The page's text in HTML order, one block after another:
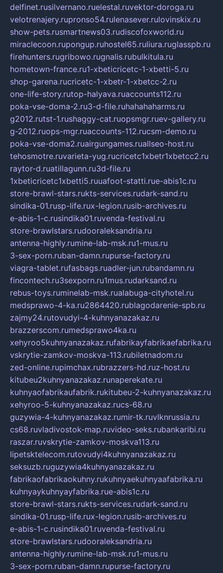
delfinet.rusilvernano.ruelestal.ruvektor-doroga.ru
velotrenajery.rupronso54.rulenasever.rulovinskix.ru
show-pets.rusmartnews03.rudiscofoxworld.ru
miraclecoon.rupongup.ruhostel65.ruliura.ruglasspb.ru
firehunters.rugribowo.rugnalis.rubulkitula.ru
hometown-france.ru1-xbeticricetc-1-xbetti-5.ru
shop-garena.rucricetc-1-xbetr-1-xbetcc-2.ru
one-life-story.rutop-halyava.ruaccounts112.ru
poka-vse-doma-2.ru3-d-file.ruhahahaharms.ru
g2012.rutst-1.rushaggy-cat.ruopsmgr.ruev-gallery.ru
g-2012.ruops-mgr.ruaccounts-112.rucsm-demo.ru
poka-vse-doma2.ruairgungames.ruallseo-host.ru
tehosmotre.ruvarieta-yug.rucricetc1xbetr1xbetcc2.ru
raytor-d.ruatillagunn.ru3d-file.ru
1xbeticricetc1xbetti5.ruuafoot-statti.rue-abis1c.ru
store-brawl-stars.rukts-services.rudark-sand.ru
sindika-01.rusp-life.rux-legion.rusib-archives.ru
e-abis-1-c.rusindika01.ruvenda-festival.ru
store-brawlstars.rudooraleksandria.ru
antenna-highly.rumine-lab-msk.ru1-mus.ru
3-sex-porn.ruban-damn.rupurse-factory.ru
viagra-tablet.rufasbags.ruadler-jun.rubandamn.ru
fincontech.ru3sexporn.ru1mus.rudarksand.ru
rebus-toys.ruminelab-msk.rualabuga-cityhotel.ru
medsprawo-4-ka.ru2864420.rublagodarenie-spb.ru
zajmy24.rutovudyi-4-kuhnyanazakaz.ru
brazzerscom.rumedsprawo4ka.ru
xehyroo5kuhnyanazakaz.rufabrikayfabrikaefabrika.ru
vskrytie-zamkov-moskva-113.rubiletnadom.ru
zed-online.rupimchax.rubrazzers-hd.ruz-host.ru
kitubeu2kuhnyanazakaz.runaperekate.ru
kuhnyaofabrikaufabrik.rukitubeu-2-kuhnyanazakaz.ru
xehyroo-5-kuhnyanazakaz.rucs-68.ru
guzywia-4-kuhnyanazakaz.rumir-tk.ruvlknrussia.ru
cs68.ruvladivostok-map.ruvideo-seks.rubankaribi.ru
raszar.ruvskrytie-zamkov-moskva113.ru
lipetsktelecom.rutovudyi4kuhnyanazakaz.ru
seksuzb.ruguzywia4kuhnyanazakaz.ru
fabrikaofabrikaokuhny.rukuhnyaekuhnyaafabrika.ru
kuhnyaykuhnyayfabrika.rue-abis1c.ru
store-brawl-stars.rukts-services.rudark-sand.ru
sindika-01.rusp-life.rux-legion.rusib-archives.ru
e-abis-1-c.rusindika01.ruvenda-festival.ru
store-brawlstars.rudooraleksandria.ru
antenna-highly.rumine-lab-msk.ru1-mus.ru
3-sex-porn.ruban-damn.rupurse-factory.ru